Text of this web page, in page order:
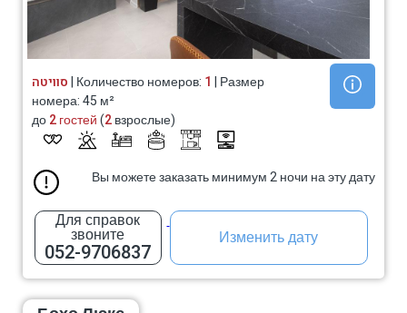
סוויטה| Количество номеров: 1 | Размер
номера: 45 м²
до2 гостей(2взрослые)
Вы можете заказать минимум 2 ночи на эту дату
Для справок
звоните
052-9706837
Изменить дату